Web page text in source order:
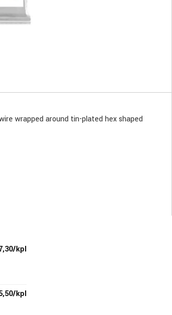
wrapped around tin-plated hex shaped
kpl
kpl